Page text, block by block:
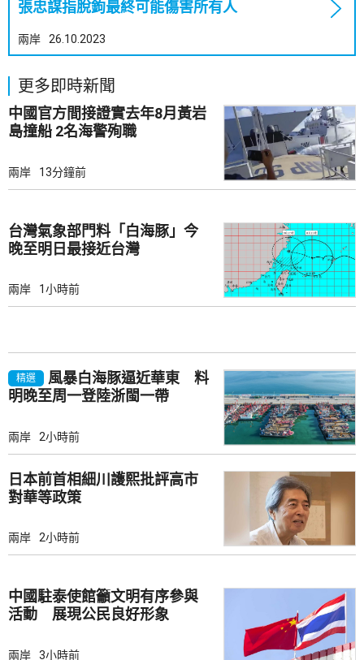
張忠謀指脫鉤最終可能傷害所有人
兩岸 26.10.2023
更多即時新聞
中國官方間接證實去年8月黃岩
島撞船 2名海警殉職
兩岸 13分鐘前
台灣氣象部門料「白海豚」今
晚至明日最接近台灣
兩岸 1小時前
精選
風暴白海豚逼近華東 料
明晚至周一登陸浙閩一帶
兩岸 2小時前
日本前首相細川護熙批評高市
對華等政策
兩岸 2小時前
中國駐泰使館籲文明有序參與
活動 展現公民良好形象
兩岸 3小時前